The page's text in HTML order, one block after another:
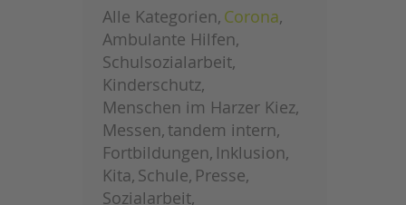
Impressum
Datenschutz
Hinweisgebersystem
Intranet
Alle Kategorien Corona
Ambulante Hilfen
Schulsozialarbeit
Kinderschutz
Menschen im Harzer Kiez
Messen tandem intern
Fortbildungen Inklusion
Kita Schule Presse
Sozialarbeit